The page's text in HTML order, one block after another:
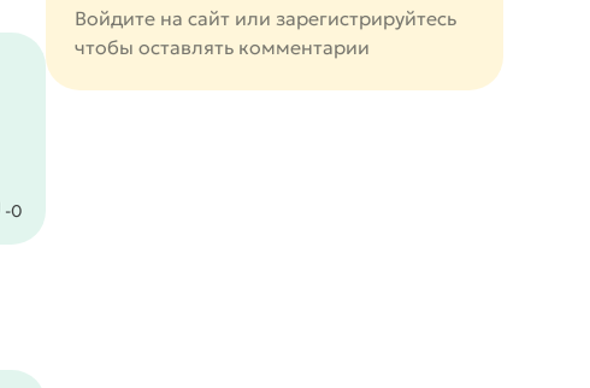
-0
Не нравится
Войдите на сайт или зарегистрируйтесь
чтобы оставлять комментарии